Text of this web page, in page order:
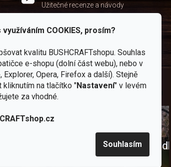
COOKIES, prosím?
kvalitu BUSHCRAFTshopu. Souhlas
e-shopu (dolní část webu), nebo v
Opera, Firefox a další). Stejně
na tlačítko "Nastavení" v levém
za vhodné.
Souhlasím
Užitečné recenze a návody
Poctivá
Užijte si to v přírodě
Vybavení, na které spoléháte nejčastěji
Vařiče
Křesadla